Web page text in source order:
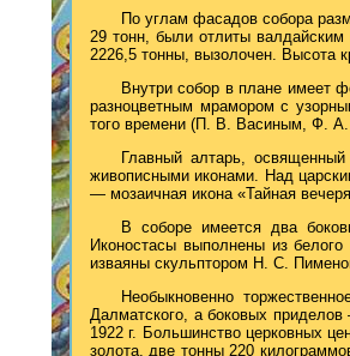
По углам фасадов собора
29 тонн, были отлиты
2226,5 тонны, вызолочен. Высота
Внутри собор в плане имеет
разноцветным мрамором с
того времени (П. В. Васиным, Ф.
Главный алтарь,
живописными иконами. Над
— мозаичная икона «Тайная
В соборе имеется два
Иконостасы выполнены из
изваяны скульптором Н. С.
Необыкновенно
Далматского, а боковых
1922 г. Большинство церковных
золота, две тонны 220